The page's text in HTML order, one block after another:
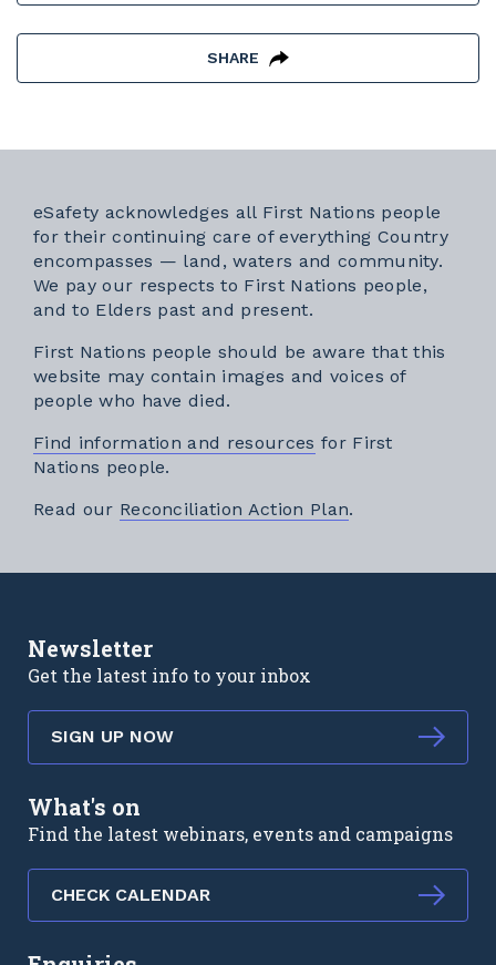
SHARE
eSafety acknowledges all First Nations people
for their continuing care of everything Country
encompasses — land, waters and community.
We pay our respects to First Nations people,
and to Elders past and present.
First Nations people should be aware that this
website may contain images and voices of
people who have died.
Find information and resources for First
Nations people.
Read our Reconciliation Action PlanExternal link
.
Newsletter
Get the latest info to your inbox
SIGN UP NOW
What's on
Find the latest webinars, events and campaigns
CHECK CALENDAR